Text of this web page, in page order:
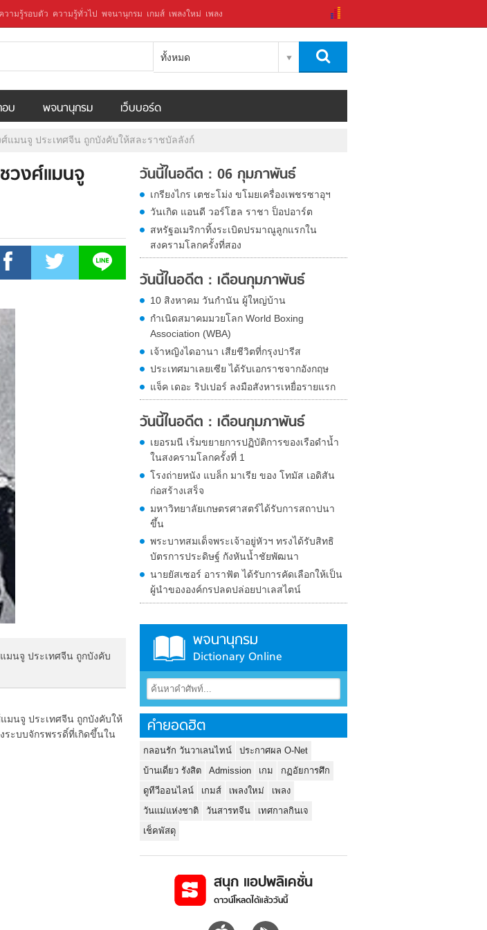
ความรู้รอบตัว ความรู้ทั่วไป พจนานุกรม เกมส์ เพลงใหม่ เพลง
ทั้งหมด
บ พจนานุกรม เว็บบอร์ด
แมนจู ประเทศจีน ถูกบังคับให้สละราชบัลลังก์
วงศ์แมนจู
มนจู ประเทศจีน ถูกบังคับ
มนจู ประเทศจีน ถูกบังคับให้
ะบบจักรพรรดิ์ที่เกิดขึ้นใน
วันนี้ในอดีต : 06 กุมภาพันธ์
เกรียงไกร เตชะโม่ง ขโมยเครื่องเพชรซาอุฯ
วันเกิด แอนดี วอร์โฮล ราชา ป็อปอาร์ต
สหรัฐอเมริกาทิ้งระเบิดปรมาณูลูกแรกใน
สงครามโลกครั้งที่สอง
วันนี้ในอดีต : เดือนกุมภาพันธ์
10 สิงหาคม วันกำนัน ผู้ใหญ่บ้าน
กำเนิดสมาคมมวยโลก World Boxing
Association (WBA)
เจ้าหญิงไดอานา เสียชีวิตที่กรุงปารีส
ประเทศมาเลยเซีย ได้รับเอกราชจากอังกฤษ
แจ็ค เดอะ ริปเปอร์ ลงมือสังหารเหยื่อรายแรก
วันนี้ในอดีต : เดือนกุมภาพันธ์
เยอรมนี เริ่มขยายการปฏิบัติการของเรือดำน้ำ
ในสงครามโลกครั้งที่ 1
โรงถ่ายหนัง แบล็ก มาเรีย ของ โทมัส เอดิสัน
ก่อสร้างเสร็จ
มหาวิทยาลัยเกษตรศาสตร์ได้รับการสถาปนา
ขึ้น
พระบาทสมเด็จพระเจ้าอยู่หัวฯ ทรงได้รับสิทธิ
บัตรการประดิษฐ์ กังหันน้ำชัยพัฒนา
นายยัสเซอร์ อาราฟัต ได้รับการคัดเลือกให้เป็น
ผู้นำขององค์กรปลดปล่อยปาเลสไตน์
พจนานุกรม
Dictionary Online
คำยอดฮิต
กลอนรัก วันวาเลนไทน์
ประกาศผล O-Net
บ้านเดี่ยว รังสิต
Admission เกม
กฏอัยการศึก
ดูทีวีออนไลน์
เกมส์ เพลงใหม่
เพลง
วันแม่แห่งชาติ
วันสารทจีน
เทศกาลกินเจ
เช็คพัสดุ
สนุก แอปพลิเคชั่น
ดาวน์โหลดได้แล้ววันนี้